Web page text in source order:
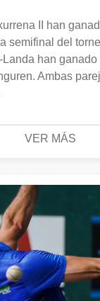
II han
semifinal del
han ganado
Ambas
VER MÁS